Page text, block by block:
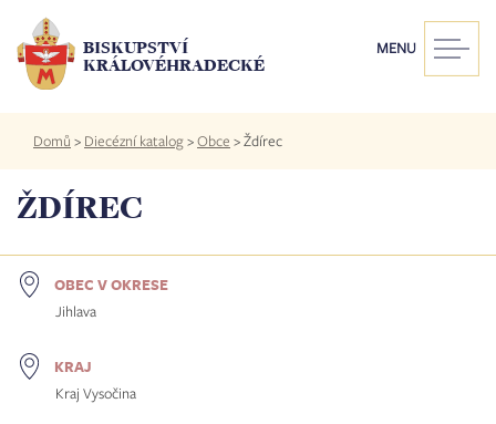
hlavnímu
obsahu
BISKUPSTVÍ
KRÁLOVÉHRADECKÉ
MENU
Drobečková
navigace
Domů > Diecézní katalog>Obce >Ždírec
ŽDÍREC
OBEC V OKRESE
Jihlava
KRAJ
Kraj Vysočina